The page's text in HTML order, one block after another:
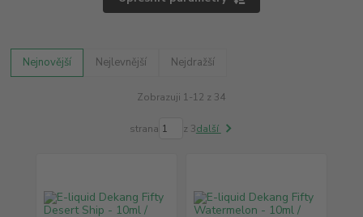
Nejnovější Nejlevnější Nejdražší
Zobrazuji 1-12 z 34
strana z 3další